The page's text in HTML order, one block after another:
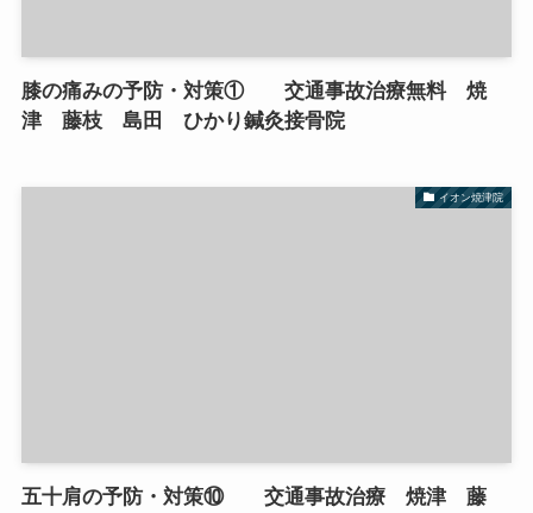
膝の痛みの予防・対策① 交通事故治療無料 焼
津 藤枝 島田 ひかり鍼灸接骨院
イオン焼津院
五十肩の予防・対策⑩ 交通事故治療 焼津 藤